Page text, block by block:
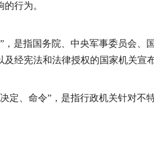
行为。
，是指国务院、中央军事委员会、
经宪法和法律授权的国家机关宣
定、命令”，是指行政机关针对不